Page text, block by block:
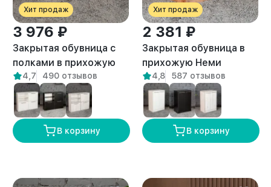
Хит продаж
3 976 ₽
Закрытая обувница с
полками в прихожую
Талла амаретто
4,7 490 отзывов
В корзину
Хит продаж
2 381 ₽
Закрытая обувница в
прихожую Неми
амаретто
4,8 587 отзывов
В корзину